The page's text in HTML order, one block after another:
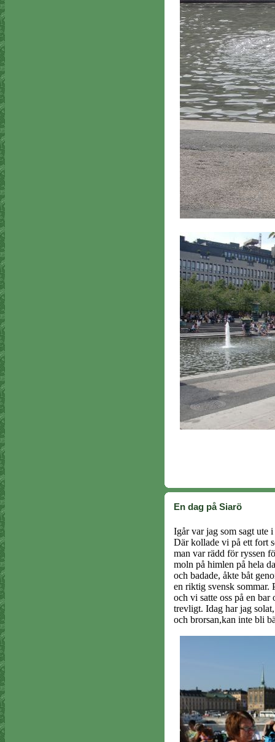
En dag på Siarö
Igår var jag som sagt ute
Där kollade vi på ett fort
man var rädd för ryssen
moln på himlen på hela
och badade, åkte båt
en riktig svensk sommar.
och vi satte oss på en
trevligt. Idag har jag
och brorsan,kan inte bli